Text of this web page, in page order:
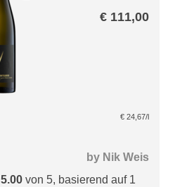
€ 111,00
€ 24,67/l
by Nik Weis
5.00von 5, basierend auf 1